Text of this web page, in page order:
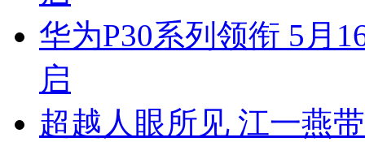
华为P30系列领衔 5月
启
超越人眼所见 江一燕